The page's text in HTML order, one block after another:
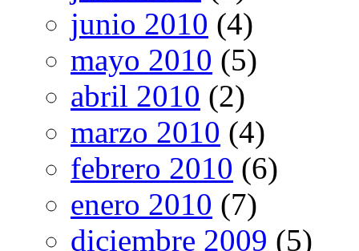
junio 2010 (4)
mayo 2010 (5)
abril 2010 (2)
marzo 2010 (4)
febrero 2010 (6)
enero 2010 (7)
diciembre 2009 (5)